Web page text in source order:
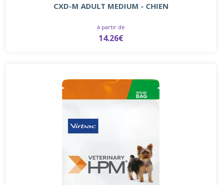
CXD-M ADULT MEDIUM - CHIEN
à partir de
14.26€